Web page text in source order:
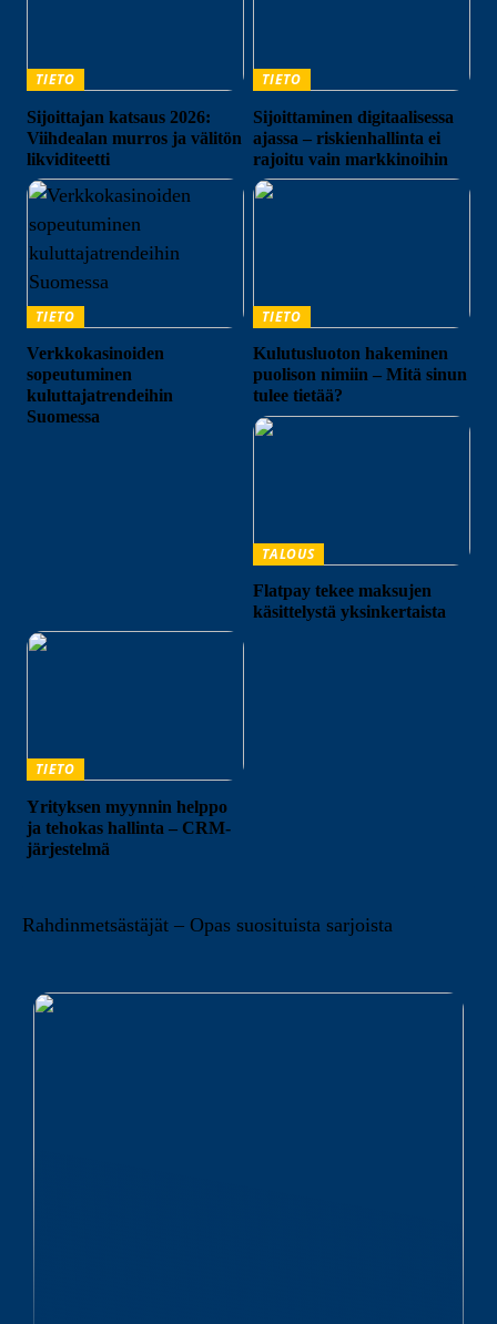
TIETO
Sijoittajan katsaus 2026:
Viihdealan murros ja välitön
likviditeetti
TIETO
Sijoittaminen digitaalisessa
ajassa – riskienhallinta ei
rajoitu vain markkinoihin
TIETO
Verkkokasinoiden
sopeutuminen
kuluttajatrendeihin
Suomessa
TIETO
Kulutusluoton hakeminen
puolison nimiin – Mitä sinun
tulee tietää?
TALOUS
Flatpay tekee maksujen
käsittelystä yksinkertaista
TIETO
Yrityksen myynnin helppo
ja tehokas hallinta – CRM-
järjestelmä
Rahdinmetsästäjät – Opas suosituista sarjoista